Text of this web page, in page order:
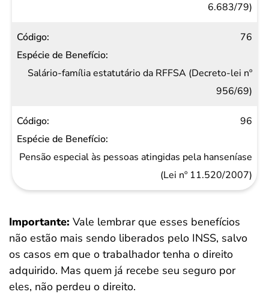
6.683/79)
76
Salário-família estatutário da RFFSA (Decreto-lei nº
956/69)
96
Pensão especial às pessoas atingidas pela hanseníase
(Lei nº 11.520/2007)
Importante: Vale lembrar que esses benefícios
não estão mais sendo liberados pelo INSS, salvo
os casos em que o trabalhador tenha o direito
adquirido. Mas quem já recebe seu seguro por
eles, não perdeu o direito.